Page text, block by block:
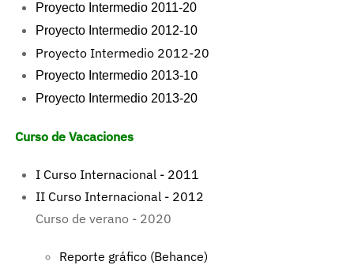
Proyecto Intermedio 2011-20
Proyecto Intermedio 2012-10
Proyecto Intermedio 2012-20
Proyecto Intermedio 2013-10
Proyecto Intermedio 2013-20
Curso de Vacaciones
I Curso Internacional - 2011
II Curso Internacional - 2012
Curso de verano - 2020
Reporte gráfico (Behance)